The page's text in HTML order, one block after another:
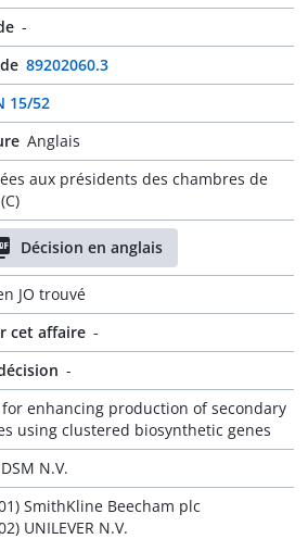
-
89202060.3
15/52
Anglais
aux présidents des chambres de
Décision en anglais
JO trouvé
cet affaire -
-
enhancing production of secondary
using clustered biosynthetic genes
DSM N.V.
SmithKline Beecham plc
UNILEVER N.V.